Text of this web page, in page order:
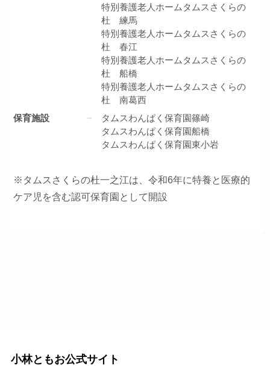
特別養護老人ホームタムスさくらの
杜 練馬
特別養護老人ホームタムスさくらの
杜 春江
特別養護老人ホームタムスさくらの
杜 船橋
特別養護老人ホームタムスさくらの
杜 南葛西
保育施設
タムスわんぱく保育園篠崎
タムスわんぱく保育園船橋
タムスわんぱく保育園東小岩
※タムスさくらの杜一之江は、令和6年に特養と医療的
ケア児を含む認可保育園として開設
小林ともお公式サイト